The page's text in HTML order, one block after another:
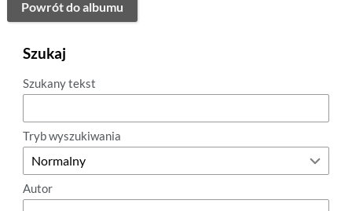
Powrót do albumu
Szukaj
Szukany tekst
Tryb wyszukiwania
Autor